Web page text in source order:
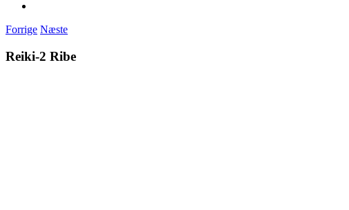
Forrige Næste
Reiki-2 Ribe